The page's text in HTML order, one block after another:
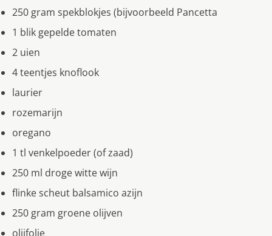
250 gram spekblokjes (bĳvoorbeeld Pancetta
1 blik gepelde tomaten
2 uien
4 teentjes knoflook
laurier
rozemarĳn
oregano
1 tl venkelpoeder (of zaad)
250 ml droge witte wĳn
flinke scheut balsamico azĳn
250 gram groene olĳven
olĳfolie